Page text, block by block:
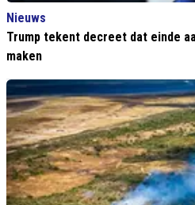
Nieuws
Trump tekent decreet dat einde
maken